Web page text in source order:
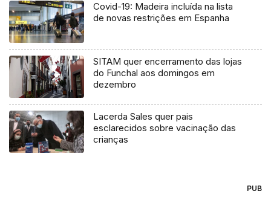
Covid-19: Madeira incluída na lista
de novas restrições em Espanha
SITAM quer encerramento das lojas
do Funchal aos domingos em
dezembro
Lacerda Sales quer pais
esclarecidos sobre vacinação das
crianças
PUB